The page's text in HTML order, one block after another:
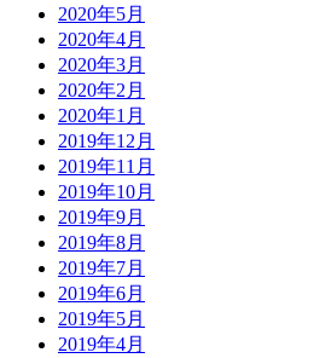
2020年5月
2020年4月
2020年3月
2020年2月
2020年1月
2019年12月
2019年11月
2019年10月
2019年9月
2019年8月
2019年7月
2019年6月
2019年5月
2019年4月